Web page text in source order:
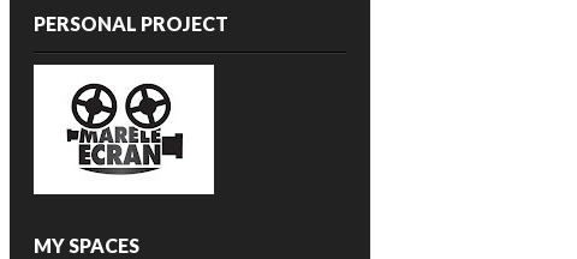
PERSONAL PROJECT
MY SPACES